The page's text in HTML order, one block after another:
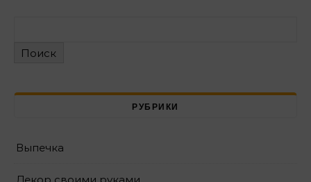
Поиск
РУБРИКИ
Выпечка